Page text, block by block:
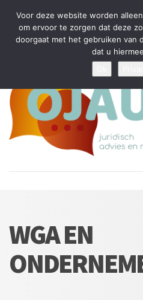
Tijdelijke stop: wegens drukte kan ik
en vragen
Algemene Voorwaarden
WGA EN
Voor deze website worden
om ervoor te zorgen dat deze
doorgaat met het gebruiken van
dat u